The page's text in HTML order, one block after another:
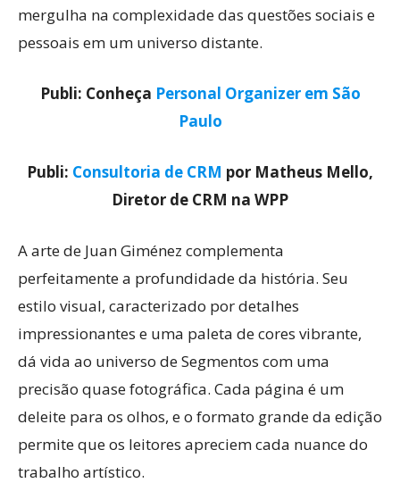
mergulha na complexidade das questões sociais e
pessoais em um universo distante.
Publi: Conheça Personal Organizer em São
Paulo
Publi: Consultoria de CRM por Matheus Mello,
Diretor de CRM na WPP
A arte de Juan Giménez complementa
perfeitamente a profundidade da história. Seu
estilo visual, caracterizado por detalhes
impressionantes e uma paleta de cores vibrante,
dá vida ao universo de Segmentos com uma
precisão quase fotográfica. Cada página é um
deleite para os olhos, e o formato grande da edição
permite que os leitores apreciem cada nuance do
trabalho artístico.